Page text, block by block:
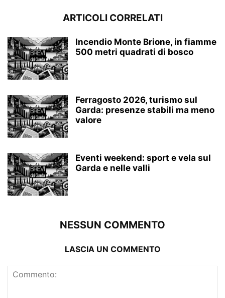
ARTICOLI CORRELATI
Incendio Monte Brione, in fiamme
500 metri quadrati di bosco
Ferragosto 2026, turismo sul
Garda: presenze stabili ma meno
valore
Eventi weekend: sport e vela sul
Garda e nelle valli
NESSUN COMMENTO
LASCIA UN COMMENTO